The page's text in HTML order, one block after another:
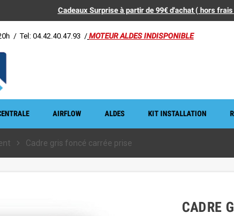
Cadeaux Surprise à partir de 99€ d'achat ( hors
/ Tel: 04.42.40.47.93 / MOTEUR ALDES INDISPONIBLE
AIRFLOW ALDES KIT INSTALLATION
chevron_right Cadre gris foncé carrée prise
CADRE